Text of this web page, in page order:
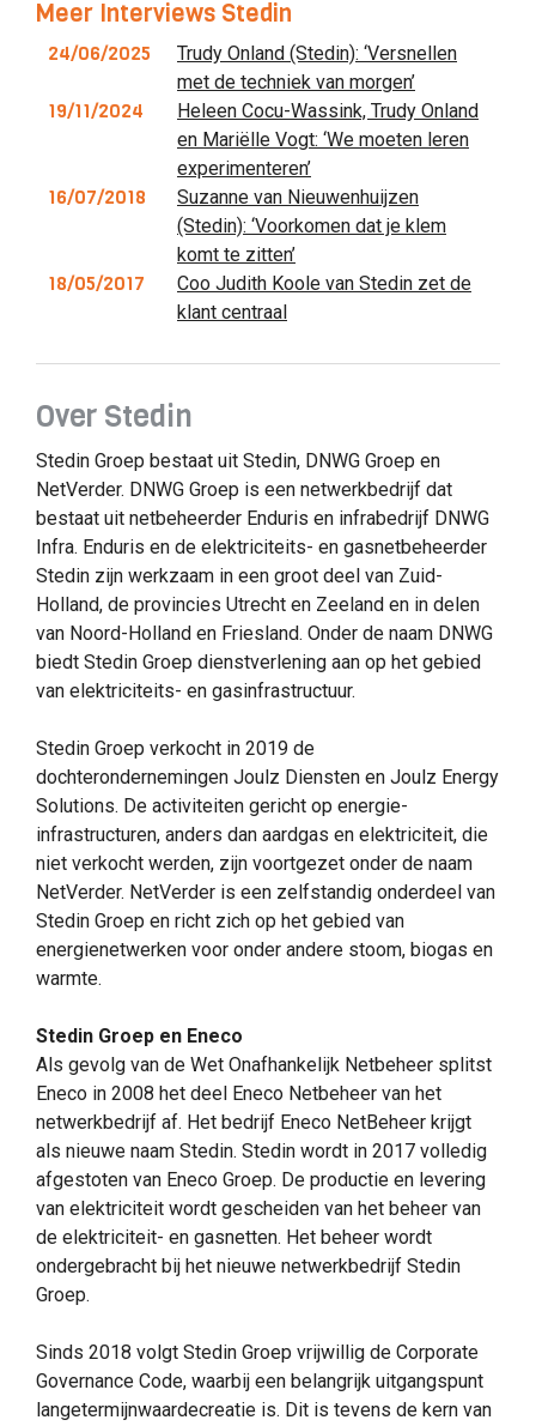
Meer Interviews Stedin
24/06/2025
Trudy Onland (Stedin): ‘Versnellen
met de techniek van morgen’
19/11/2024
Heleen Cocu-Wassink, Trudy Onland
en Mariëlle Vogt: ‘We moeten leren
experimenteren’
16/07/2018
Suzanne van Nieuwenhuijzen
(Stedin): ‘Voorkomen dat je klem
komt te zitten’
18/05/2017
Coo Judith Koole van Stedin zet de
klant centraal
Over Stedin
Stedin Groep bestaat uit Stedin, DNWG Groep en
NetVerder. DNWG Groep is een netwerkbedrijf dat
bestaat uit netbeheerder Enduris en infrabedrijf DNWG
Infra. Enduris en de elektriciteits- en gasnetbeheerder
Stedin zijn werkzaam in een groot deel van Zuid-
Holland, de provincies Utrecht en Zeeland en in delen
van Noord-Holland en Friesland. Onder de naam DNWG
biedt Stedin Groep dienstverlening aan op het gebied
van elektriciteits- en gasinfrastructuur.
Stedin Groep verkocht in 2019 de
dochterondernemingen Joulz Diensten en Joulz Energy
Solutions. De activiteiten gericht op energie-
infrastructuren, anders dan aardgas en elektriciteit, die
niet verkocht werden, zijn voortgezet onder de naam
NetVerder. NetVerder is een zelfstandig onderdeel van
Stedin Groep en richt zich op het gebied van
energienetwerken voor onder andere stoom, biogas en
warmte.
Stedin Groep en Eneco
Als gevolg van de Wet Onafhankelijk Netbeheer splitst
Eneco in 2008 het deel Eneco Netbeheer van het
netwerkbedrijf af. Het bedrijf Eneco NetBeheer krijgt
als nieuwe naam Stedin. Stedin wordt in 2017 volledig
afgestoten van Eneco Groep. De productie en levering
van elektriciteit wordt gescheiden van het beheer van
de elektriciteit- en gasnetten. Het beheer wordt
ondergebracht bij het nieuwe netwerkbedrijf Stedin
Groep.
Sinds 2018 volgt Stedin Groep vrijwillig de Corporate
Governance Code, waarbij een belangrijk uitgangspunt
langetermijnwaardecreatie is. Dit is tevens de kern van